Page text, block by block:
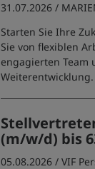
31.07.2026 /
Starten Sie Ihre
Sie von flexiblen
engagierten Team
Weiterentwicklung.
(m/w/d) bis
05.08.2026 /VIF